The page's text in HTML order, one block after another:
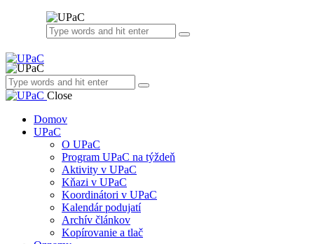
Close
Domov
UPaC
O UPaC
Program UPaC na týždeň
Aktivity v UPaC
Kňazi v UPaC
Koordinátori v UPaC
Kalendár podujatí
Archív článkov
Kopírovanie a tlač